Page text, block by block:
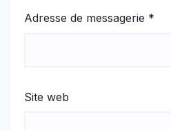
Adresse de messagerie *
Site web